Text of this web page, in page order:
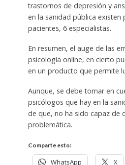
trastornos de depresión y
en la sanidad pública existen
pacientes, 6 especialistas.
En resumen, el auge de las
psicología online, en cierto
en un producto que permite
Aunque, se debe tomar en
psicólogos que hay en la
de que, no ha sido capaz de
problemática.
Comparte esto:
WhatsApp X